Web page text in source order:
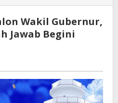
Wakil Gubernur,
Jawab Begini